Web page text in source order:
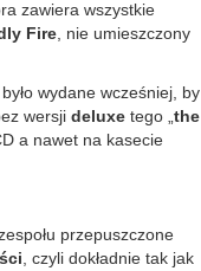
zawiera wszystkie
Fire , nie umieszczony
wydane wcześniej, by
wersji deluxe tego „ the
a nawet na kasecie
przepuszczone
, czyli dokładnie tak jak